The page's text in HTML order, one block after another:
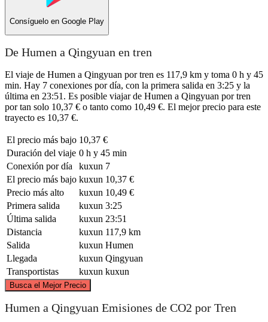
Consíguelo en Google Play
De Humen a Qingyuan en tren
El viaje de Humen a Qingyuan por tren es 117,9 km y toma 0 h y 45
min. Hay 7 conexiones por día, con la primera salida en 3:25 y la
última en 23:51. Es posible viajar de Humen a Qingyuan por tren
por tan solo 10,37 € o tanto como 10,49 €. El mejor precio para este
trayecto es 10,37 €.
El precio más bajo 10,37 €
Duración del viaje 0 h y 45 min
Conexión por día
kuxun 7
El precio más bajo kuxun 10,37 €
Precio más alto
kuxun 10,49 €
Primera salida
kuxun 3:25
Última salida
kuxun 23:51
Distancia
kuxun 117,9 km
Salida
kuxun Humen
Llegada
kuxun Qingyuan
Transportistas
kuxun kuxun
Busca el Mejor Precio
Humen a Qingyuan Emisiones de CO2 por Tren